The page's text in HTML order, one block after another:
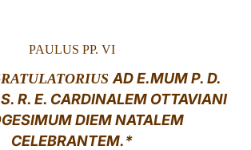
中文
LATINE
PAULUS PP. VI
AD E.MUM P. D.
R. E. CARDINALEM OTTAVIANI
DIEM NATALEM
CELEBRANTEM.*